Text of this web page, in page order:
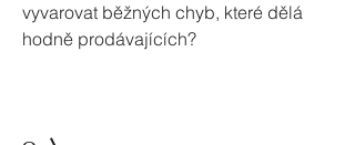
vyvarovat běžných chyb, které dělá
hodně prodávajících?